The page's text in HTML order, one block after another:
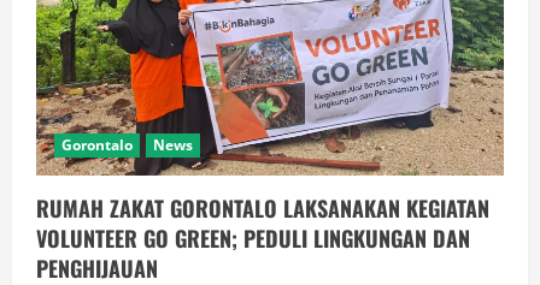
Gorontalo News
RUMAH ZAKAT GORONTALO LAKSANAKAN KEGIATAN
VOLUNTEER GO GREEN; PEDULI LINGKUNGAN DAN
PENGHIJAUAN